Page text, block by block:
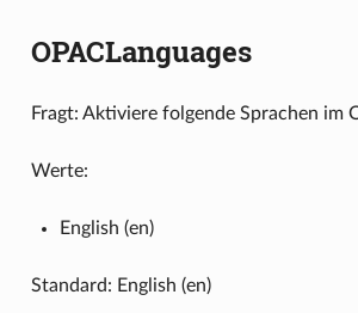
OPACLanguages
Fragt: Aktiviere folgende Sprachen im
Werte:
English (en)
Standard: English (en)